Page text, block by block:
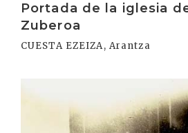
Portada de la iglesia
Zuberoa
CUESTA EZEIZA, Arantza